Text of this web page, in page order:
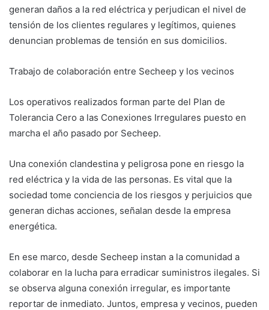
generan daños a la red eléctrica y perjudican el nivel de
tensión de los clientes regulares y legítimos, quienes
denuncian problemas de tensión en sus domicilios.
Trabajo de colaboración entre Secheep y los vecinos
Los operativos realizados forman parte del Plan de
Tolerancia Cero a las Conexiones Irregulares puesto en
marcha el año pasado por Secheep.
Una conexión clandestina y peligrosa pone en riesgo la
red eléctrica y la vida de las personas. Es vital que la
sociedad tome conciencia de los riesgos y perjuicios que
generan dichas acciones, señalan desde la empresa
energética.
En ese marco, desde Secheep instan a la comunidad a
colaborar en la lucha para erradicar suministros ilegales. Si
se observa alguna conexión irregular, es importante
reportar de inmediato. Juntos, empresa y vecinos, pueden